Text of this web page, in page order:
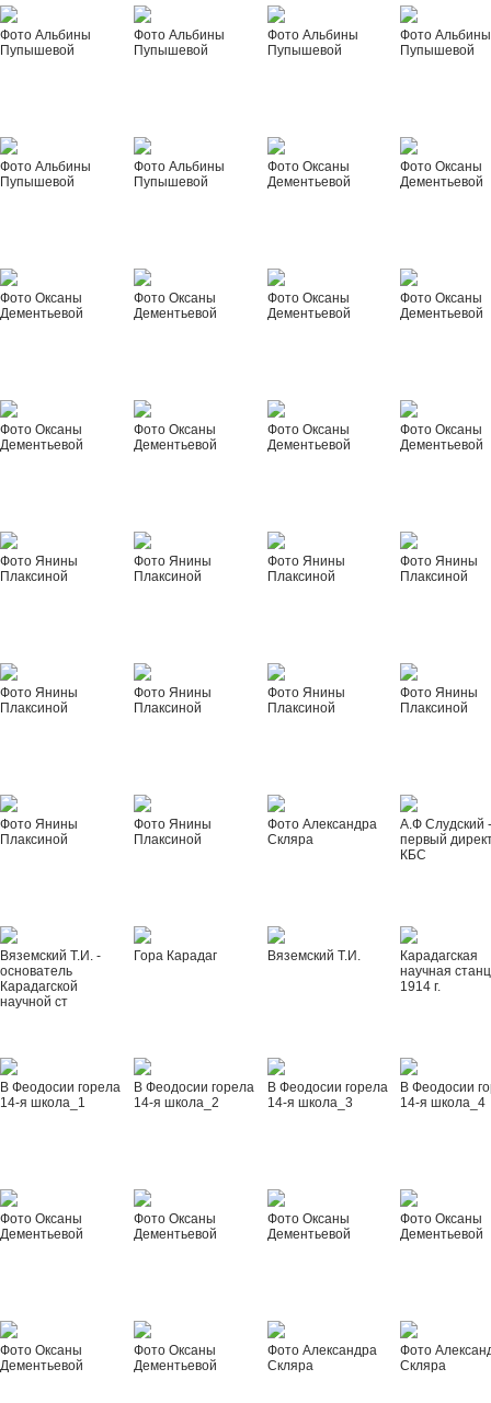
Фото Альбины
Пупышевой
Фото Альбины
Пупышевой
Фото Альбины
Пупышевой
Фото Альбины
Пупышевой
Фото Альбины
Пупышевой
Фото Альбины
Пупышевой
Фото Оксаны
Дементьевой
Фото Оксаны
Дементьевой
Фото Оксаны
Дементьевой
Фото Оксаны
Дементьевой
Фото Оксаны
Дементьевой
Фото Оксаны
Дементьевой
Фото Оксаны
Дементьевой
Фото Оксаны
Дементьевой
Фото Оксаны
Дементьевой
Фото Оксаны
Дементьевой
Фото Янины
Плаксиной
Фото Янины
Плаксиной
Фото Янины
Плаксиной
Фото Янины
Плаксиной
Фото Янины
Плаксиной
Фото Янины
Плаксиной
Фото Янины
Плаксиной
Фото Янины
Плаксиной
Фото Янины
Плаксиной
Фото Янины
Плаксиной
Фото Александра
Скляра
А.Ф Слудский
первый
КБС
Вяземский Т.И. -
основатель
Карадагской
научной ст
Гора Карадаг Вяземский Т.И.
Карадагская
научная
1914 г.
В Феодосии горела
14-я школа_1
В Феодосии горела
14-я школа_2
В Феодосии горела
14-я школа_3
В Феодосии
14-я школа_4
Фото Оксаны
Дементьевой
Фото Оксаны
Дементьевой
Фото Оксаны
Дементьевой
Фото Оксаны
Дементьевой
Фото Оксаны
Дементьевой
Фото Оксаны
Дементьевой
Фото Александра
Скляра
Фото
Скляра